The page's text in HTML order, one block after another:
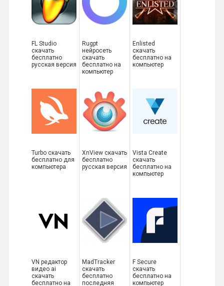
FL Studio
скачать
бесплатно
русская версия
Rugpt
нейросеть
скачать
бесплатно на
компьютер
Enlisted
скачать
бесплатно на
компьютер
Turbo скачать
бесплатно для
компьютера
XnView скачать
бесплатно
русская версия
Vista Create
скачать
бесплатно на
компьютер
VN редактор
видео ai
скачать
бесплатно на
MadTracker
скачать
бесплатно
последняя
F Secure
скачать
бесплатно на
компьютер